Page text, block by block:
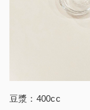
豆漿：400cc